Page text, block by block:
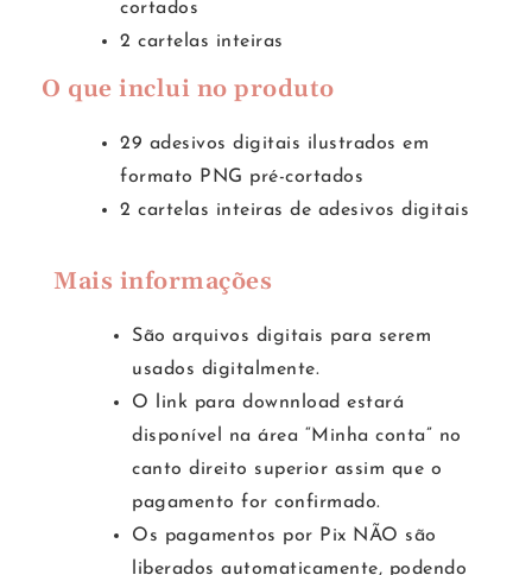
cortados
2 cartelas inteiras
O que inclui no produto
29 adesivos digitais ilustrados em
formato PNG pré-cortados
2 cartelas inteiras de adesivos digitais
Mais informações
São arquivos digitais para serem
usados digitalmente.
O link para downnload estará
disponível na área “Minha conta” no
canto direito superior assim que o
pagamento for confirmado.
Os pagamentos por Pix NÃO são
liberados automaticamente, podendo